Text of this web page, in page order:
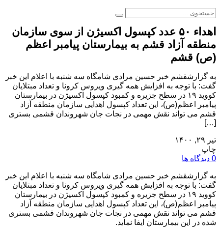
اهداء ۵۰ عدد کپسول اکسیژن از سوی سازمان
منطقه آزاد قشم به بیمارستان پیامبر اعظم
(ص) قشم
به گزارشقشم خبر حسین مرادی شامگاه سه شنبه با اعلام این خبر
گفت: با توجه به افزایش همه گیری ویروس کرونا و تعداد مبتلایان
کووید ۱۹ در سطح جزیره و کمبود کپسول اکسیژن در بیمارستان
پیامبر اعظم(ص)، این تعداد کپسول اهدایی سازمان منطقه آزاد
قشم می تواند نقش مهمی در نجات جان شهروندان قشمی بستری
[…]
تیر ۲۹, ۱۴۰۰
چاپ
0 دیدگاه ها
به گزارشقشم خبر حسین مرادی شامگاه سه شنبه با اعلام این خبر
گفت: با توجه به افزایش همه گیری ویروس کرونا و تعداد مبتلایان
کووید ۱۹ در سطح جزیره و کمبود کپسول اکسیژن در بیمارستان
پیامبر اعظم(ص)، این تعداد کپسول اهدایی سازمان منطقه آزاد
قشم می تواند نقش مهمی در نجات جان شهروندان قشمی بستری
شده در این بیمارستان ایفا نماید.